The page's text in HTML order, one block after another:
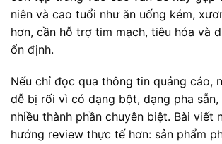
niên và cao tuổi như ăn uống kém,
hơn, cần hỗ trợ tim mạch, tiêu hóa và
ổn định.
Nếu chỉ đọc qua thông tin quảng cáo,
dễ bị rối vì có dạng bột, dạng pha sẵn,
nhiều thành phần chuyên biệt. Bài viết
hướng review thực tế hơn: sản phẩm